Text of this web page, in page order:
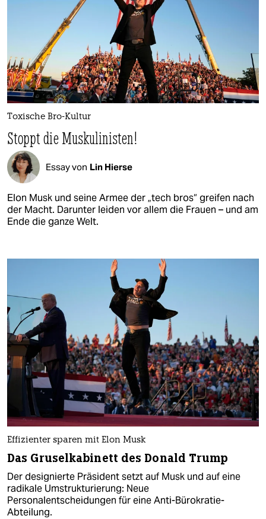
Toxische Bro-Kultur
Stoppt die Muskulinisten!
Essay von Lin Hierse
Elon Musk und seine Armee der „tech bros“ greifen nach
der Macht. Darunter leiden vor allem die Frauen – und am
Ende die ganze Welt.
Effizienter sparen mit Elon Musk
Das Gruselkabinett des Donald Trump
Der designierte Präsident setzt auf Musk und auf eine
radikale Umstrukturierung: Neue
Personalentscheidungen für eine Anti-Bürokratie-
Abteilung.